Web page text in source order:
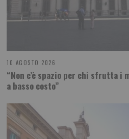
10 AGOSTO 2026
“Non c’è spazio per chi sfrutta i
a basso costo”